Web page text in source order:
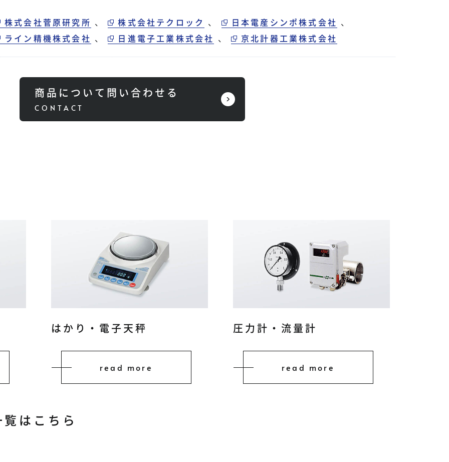
株式会社菅原研究所 、 株式会社テクロック 、 日本電産シンポ株式会社
、
ライン精機株式会社
、 日進電子工業株式会社 、 京北計器工業株式会社
商品について問い合わせる
はかり・電子天秤
read more
圧力計・流量計
read more
はこちら